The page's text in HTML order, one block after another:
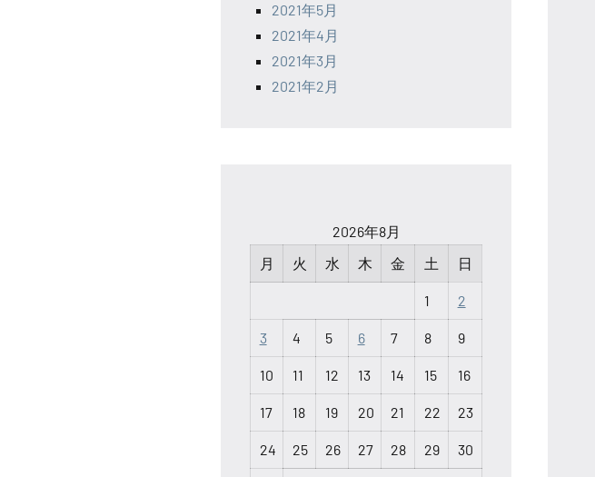
2021年5月
2021年4月
2021年3月
2021年2月
2026年8月
月
火 水 木 金 土 日
1 2
3 4 5 6 7 8 9
10 11 12 13 14 15 16
17 18 19 20 21 22 23
24 25 26 27 28 29 30